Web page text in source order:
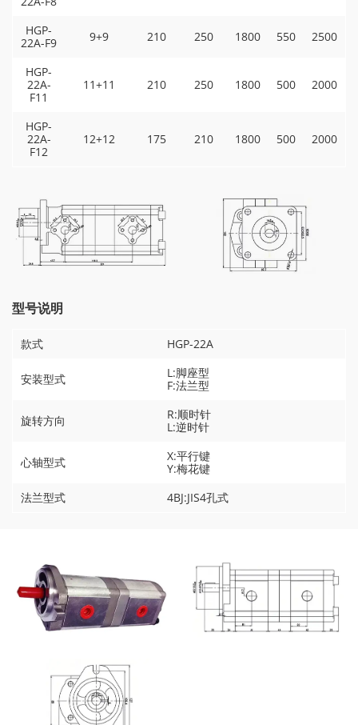
HGP-
22A-F9
9+9 210 250 1800 550 2500
HGP-
22A-
F11
11+11 210 250 1800 500 2000
HGP-
22A-
F12
12+12 175 210 1800 500 2000
型号说明
款式 HGP-22A
安装型式
L:脚座型
F:法兰型
旋转方向
R:顺时针
L:逆时针
心轴型式
X:平行键
Y:梅花键
法兰型式
4BJ:JIS4孔式